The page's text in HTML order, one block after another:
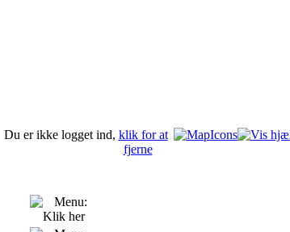
Du er ikke logget ind, klik for at
fjerne